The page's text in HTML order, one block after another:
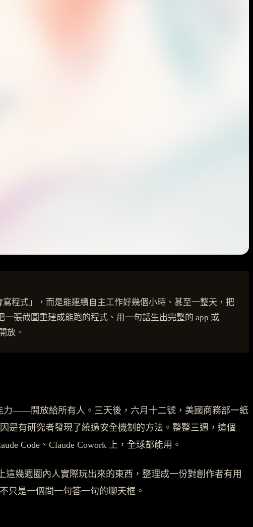
程式」，而是能連續自主工作好幾個小時、甚至一整天，把
張截圖重建成能跑的程式、用一句話生出完整的 app 或
放。
力——開放給所有人。三天後，六月十二號，美國商務部一紙
是有研究者發現了繞過安全機制的方法。整整三週，這個
Code、Claude Cowork 上，全球都能用。
幾週圈內人實際玩出來的東西，整理成一份對創作者有用
只是一個問一句答一句的聊天框。